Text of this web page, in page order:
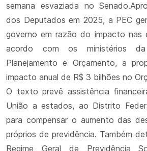
semana esvaziada no
dos Deputados em 2025, a PEC
governo em razão do impacto nas
acordo com os ministérios
Planejamento e Orçamento, a
impacto anual de R$ 3 bilhões no
O texto prevê assistência
União a estados, ao Distrito
para compensar o aumento das
próprios de previdência. Também
Regime Geral de Previdência